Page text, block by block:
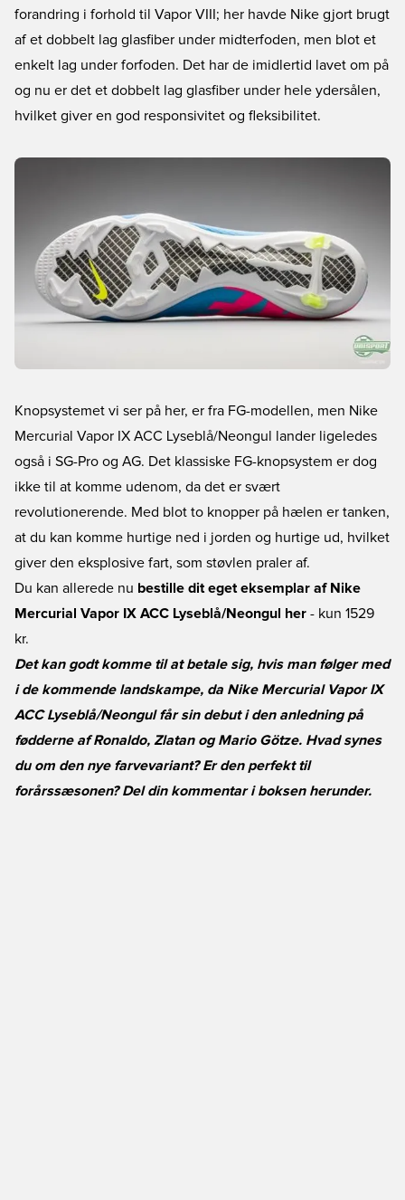
forandring i forhold til Vapor VIII; her havde Nike gjort brugt
af et dobbelt lag glasfiber under midterfoden, men blot et
enkelt lag under forfoden. Det har de imidlertid lavet om på
og nu er det et dobbelt lag glasfiber under hele ydersålen,
hvilket giver en god responsivitet og fleksibilitet.
Knopsystemet vi ser på her, er fra FG-modellen, men Nike
Mercurial Vapor IX ACC Lyseblå/Neongul lander ligeledes
også i SG-Pro og AG. Det klassiske FG-knopsystem er dog
ikke til at komme udenom, da det er svært
revolutionerende. Med blot to knopper på hælen er tanken,
at du kan komme hurtige ned i jorden og hurtige ud, hvilket
giver den eksplosive fart, som støvlen praler af.
Du kan allerede nu bestille dit eget eksemplar af Nike
Mercurial Vapor IX ACC Lyseblå/Neongul her - kun 1529
kr.
Det kan godt komme til at betale sig, hvis man følger med
i de kommende landskampe, da Nike Mercurial Vapor IX
ACC Lyseblå/Neongul får sin debut i den anledning på
fødderne af Ronaldo, Zlatan og Mario Götze. Hvad synes
du om den nye farvevariant? Er den perfekt til
forårssæsonen? Del din kommentar i boksen herunder.